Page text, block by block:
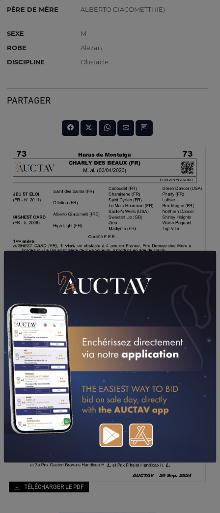
PÈRE DE MÈRE
ALBERTO GIACOMETTI (IE)
SEXE
M
ROBE
Alezan
DISCIPLINE
Obstacle
PARTAGER
TÉLÉCHARGER LE PDF